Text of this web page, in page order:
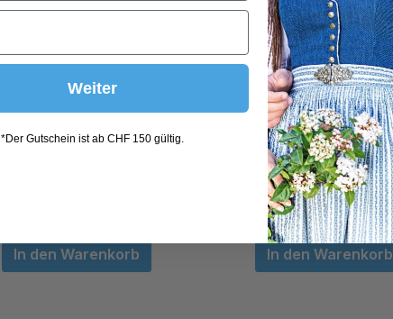
In den Warenkorb In den Warenkorb
Weiter
*Der Gutschein ist ab CHF 150 gültig.